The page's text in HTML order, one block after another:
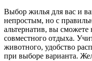
Выбор жилья для вас и
непростым, но с
альтернатив, вы сможете
совместного отдыха.
животного, удобство
при выборе варианта.